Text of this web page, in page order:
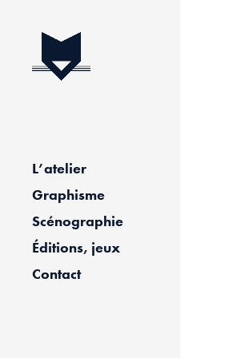
L’atelier
Graphisme
Scénographie
Éditions, jeux
Contact